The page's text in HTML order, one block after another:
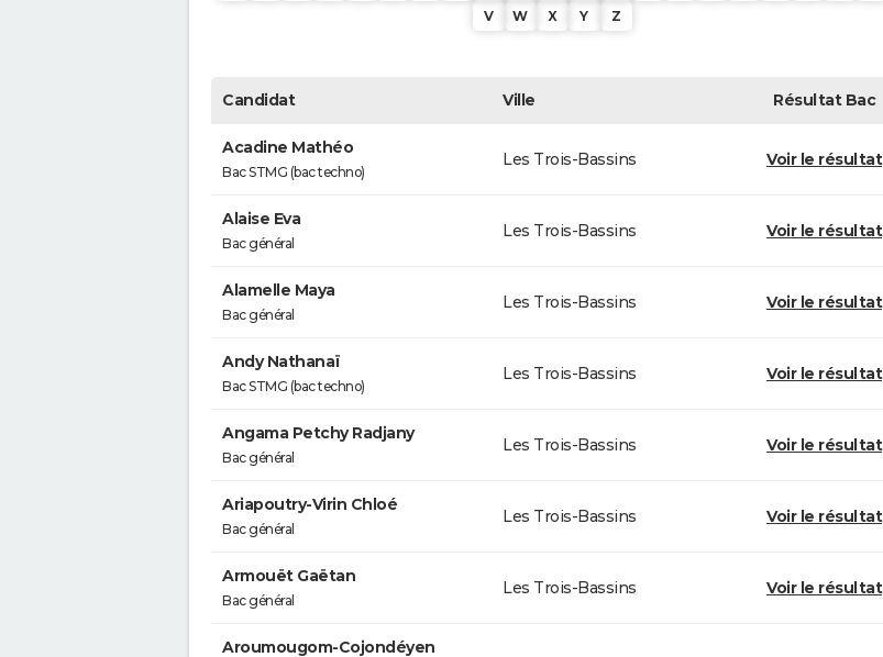
V
W X Y Z
Candidat Ville RésultatBac
Acadine Mathéo
Bac STMG (bac techno)
Les Trois-Bassins Voir le résultat
Alaise Eva
Bac général
Les Trois-Bassins Voir le résultat
Alamelle Maya
Bac général
Les Trois-Bassins Voir le résultat
Andy Nathanaï
Bac STMG (bac techno)
Les Trois-Bassins Voir le résultat
Angama Petchy Radjany
Bac général
Les Trois-Bassins Voir le résultat
Ariapoutry-Virin Chloé
Bac général
Les Trois-Bassins Voir le résultat
Armouët Gaëtan
Bac général
Les Trois-Bassins Voir le résultat
Aroumougom-Cojondéyen